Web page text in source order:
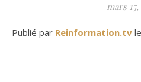
mars 15,
Publié par Reinformation.tv